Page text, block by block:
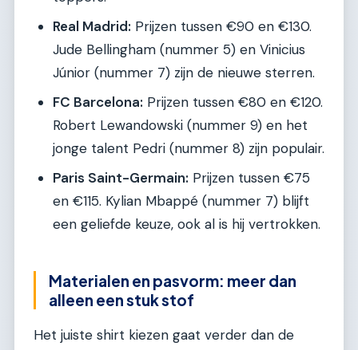
Real Madrid: Prijzen tussen €90 en €130.
Jude Bellingham (nummer 5) en Vinicius
Júnior (nummer 7) zijn de nieuwe sterren.
FC Barcelona: Prijzen tussen €80 en €120.
Robert Lewandowski (nummer 9) en het
jonge talent Pedri (nummer 8) zijn populair.
Paris Saint-Germain: Prijzen tussen €75
en €115. Kylian Mbappé (nummer 7) blijft
een geliefde keuze, ook al is hij vertrokken.
Materialen en pasvorm: meer dan
alleen een stuk stof
Het juiste shirt kiezen gaat verder dan de